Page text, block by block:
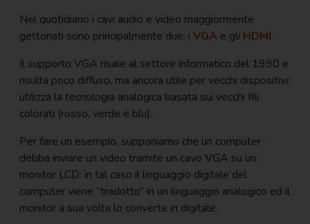
Nel quotidiano i cavi audio e video maggiormente
gettonati sono principalmente due: i VGA e gli HDMI.
Il supporto VGA risale al settore informatico del 1990 e
risulta poco diffuso, ma ancora utile per vecchi dispositivi:
utilizza la tecnologia analogica basata sui vecchi fili
colorati (rosso, verde e blu).
Per fare un esempio, supponiamo che un computer
debba inviare un video tramite un cavo VGA su un
monitor LCD: in tal caso il linguaggio digitale del
computer viene “tradotto” in un linguaggio analogico ed il
monitor a sua volta lo converte in digitale.